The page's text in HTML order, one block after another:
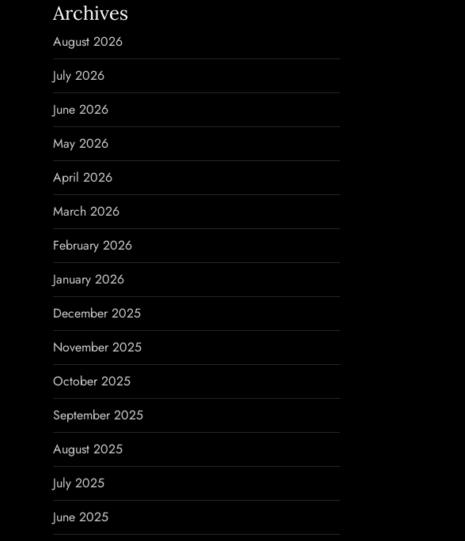
a
v
i
g
a
t
i
o
n
Archives
August 2026
July 2026
June 2026
May 2026
April 2026
March 2026
February 2026
January 2026
December 2025
November 2025
October 2025
September 2025
August 2025
July 2025
June 2025